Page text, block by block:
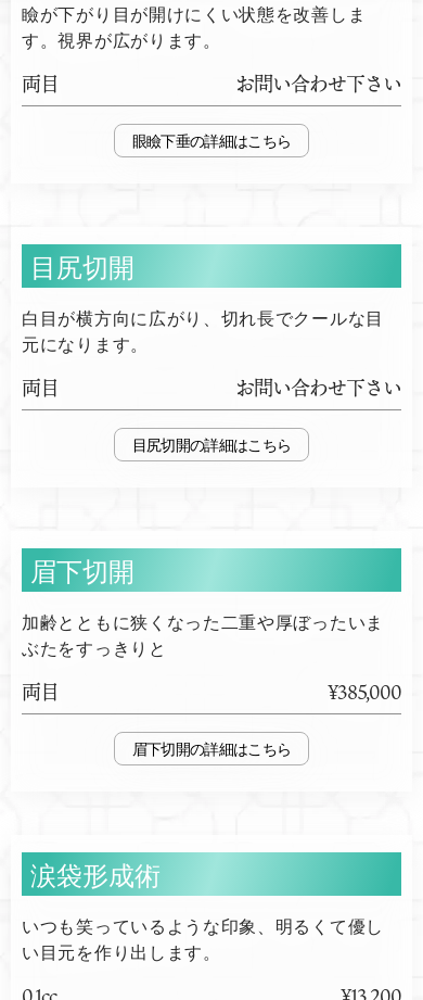
瞼が下がり目が開けにくい状態を改善しま
す。視界が広がります。
両目 お問い合わせ下さい
眼瞼下垂
目尻切開
白目が横方向に広がり、切れ長でクールな目
元になります。
両目 お問い合わせ下さい
目尻切開
眉下切開
加齢とともに狭くなった二重や厚ぼったいま
ぶたをすっきりと
両目 ¥385,000
眉下切開
涙袋形成術
いつも笑っているような印象、明るくて優し
い目元を作り出します。